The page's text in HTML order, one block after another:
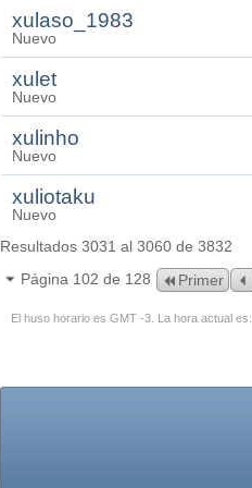
xulaso_1983
Nuevo
xulet
Nuevo
xulinho
Nuevo
xuliotaku
Nuevo
Resultados 3031 al 3060 de 3832
Página 102 de 128
Primer
El huso horario es GMT -3. La hora actual es: